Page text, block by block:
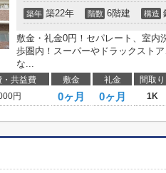
築年 築22年 階数 6階建 構造
敷金・礼金0円！セパレート、室内
歩圏内！スーパーやドラックスト
な...
・共益費 敷金 礼金 間取り
円 0ヶ月 0ヶ月 1K